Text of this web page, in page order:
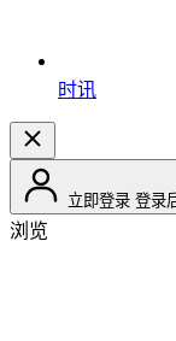
时讯
立即登录 登录
浏览